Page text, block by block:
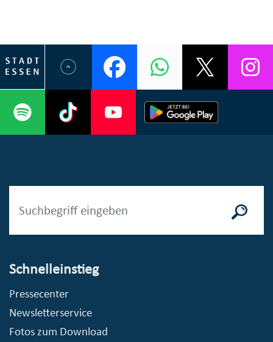
Schnelleinstieg
Pressecenter
Newsletterservice
Fotos zum Download